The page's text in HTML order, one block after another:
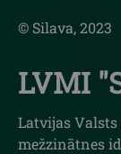
© Silava, 2023
LVMI
Latvijas
mežzinātnes